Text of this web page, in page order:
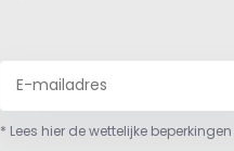
* Lees hier de wettelijke beperkingen